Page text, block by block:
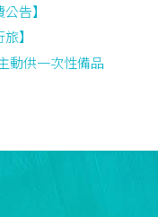
告】
】
動供一次性備品